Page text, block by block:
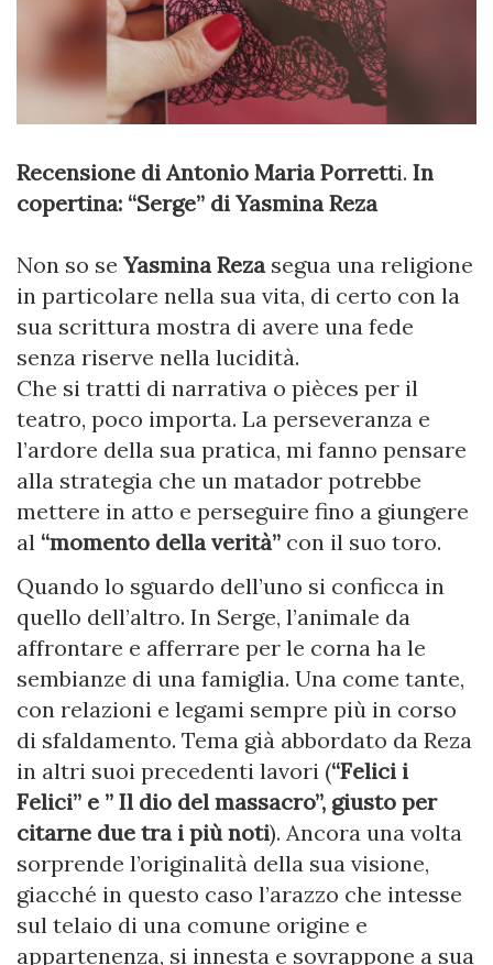
Recensione di Antonio Maria Porretti. In
copertina: “Serge” di Yasmina Reza
Non so se Yasmina Rezasegua una religione
in particolare nella sua vita, di certo con la
sua scrittura mostra di avere una fede
senza riserve nella lucidità.
Che si tratti di narrativa o pièces per il
teatro, poco importa. La perseveranza e
l’ardore della sua pratica, mi fanno pensare
alla strategia che un matador potrebbe
mettere in atto e perseguire fino a giungere
al “momento della verità” con il suo toro.
Quando lo sguardo dell’uno si conficca in
quello dell’altro. In Serge, l’animale da
affrontare e afferrare per le corna ha le
sembianze di una famiglia. Una come tante,
con relazioni e legami sempre più in corso
di sfaldamento. Tema già abbordato da Reza
in altri suoi precedenti lavori (“Felici i
Felici” e ” Il dio del massacro”, giusto per
citarne due tra i più noti). Ancora una volta
sorprende l’originalità della sua visione,
giacché in questo caso l’arazzo che intesse
sul telaio di una comune origine e
appartenenza, si innesta e sovrappone a sua